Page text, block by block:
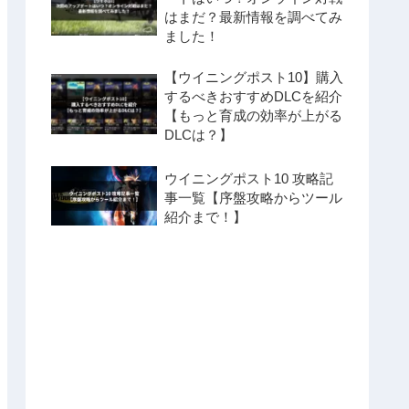
はまだ？最新情報を調べてみ
ました！
【ウイニングポスト10】購入
するべきおすすめDLCを紹介
【もっと育成の効率が上がる
DLCは？】
ウイニングポスト10 攻略記
事一覧【序盤攻略からツール
紹介まで！】